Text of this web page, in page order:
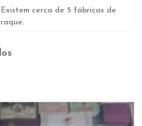
Existem cerca de 5 fábricas de